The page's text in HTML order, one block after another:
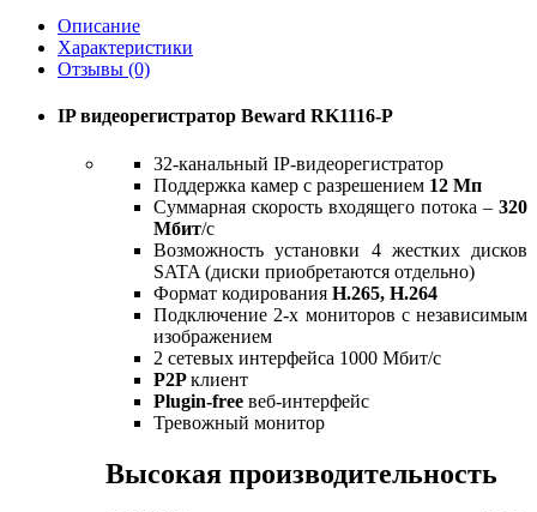
Описание
Характеристики
Отзывы (0)
IP видеорегистратор Beward RK1116-P
32-канальный IP-видеорегистратор
Поддержка камер с разрешением 12 Мп
Суммарная скорость входящего потока – 320
Мбит/с
Возможность установки 4 жестких дисков
SATA (диски приобретаются отдельно)
Формат кодирования H.265, H.264
Подключение 2-х мониторов с независимым
изображением
2 сетевых интерфейса 1000 Мбит/c
P2Pклиент
Plugin-free веб-интерфейс
Тревожный монитор
Высокая производительность